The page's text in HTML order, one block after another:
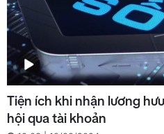
Tiện ích khi nhận lương
hội qua tài khoản